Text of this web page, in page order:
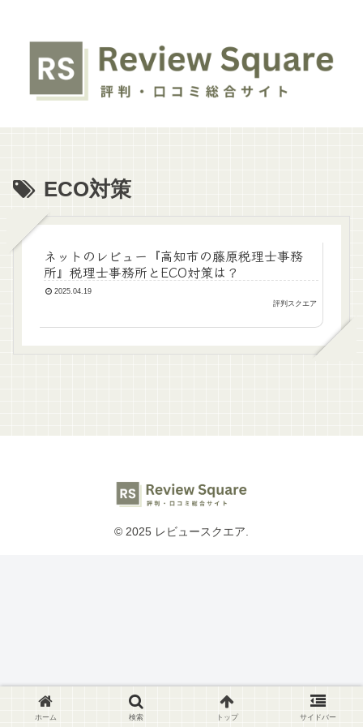
ECO対策
ネットのレビュー『高知市の藤原税理士事務
所』税理士事務所とECO対策は？
2025.04.19
評判スクエア
© 2025 レビュースクエア.
ホーム 検索 トップ サイドバー